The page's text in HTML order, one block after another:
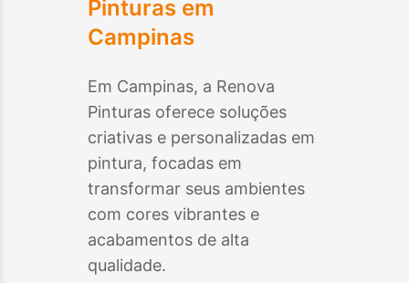
Pinturas em
Campinas
Em Campinas, a Renova
Pinturas oferece soluções
criativas e personalizadas em
pintura, focadas em
transformar seus ambientes
com cores vibrantes e
acabamentos de alta
qualidade.